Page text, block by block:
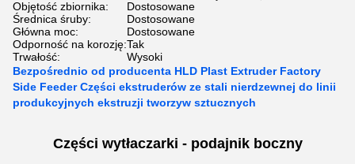
Objętość zbiornika:
Dostosowane
Średnica śruby:
Dostosowane
Główna moc:
Dostosowane
Odporność na korozję:Tak
Trwałość:
Wysoki
Bezpośrednio od producenta HLD Plast Extruder Factory
Side Feeder Części ekstruderów ze stali nierdzewnej do linii
produkcyjnych ekstruzji tworzyw sztucznych
Części wytłaczarki - podajnik boczny